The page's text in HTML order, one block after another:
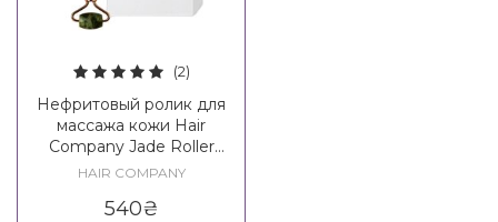
(2)
Нефритовый ролик для
массажа кожи Hair
Company Jade Roller
Beauty Routine
HAIR COMPANY
540₴